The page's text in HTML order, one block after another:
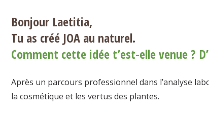
Bonjour Laetitia,
Tu as créé JOA au naturel.
Comment cette idée t’est-elle venue ?
Après un parcours professionnel dans l’analyse
la cosmétique et les vertus des plantes.